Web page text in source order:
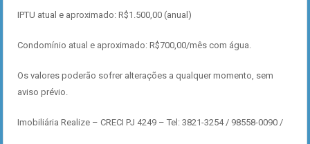
IPTU atual e aproximado: R$1.500,00 (anual)
Condomínio atual e aproximado: R$700,00/mês com água.
Os valores poderão sofrer alterações a qualquer momento, sem
aviso prévio.
Imobiliária Realize – CRECI PJ 4249 – Tel: 3821-3254 / 98558-0090 /